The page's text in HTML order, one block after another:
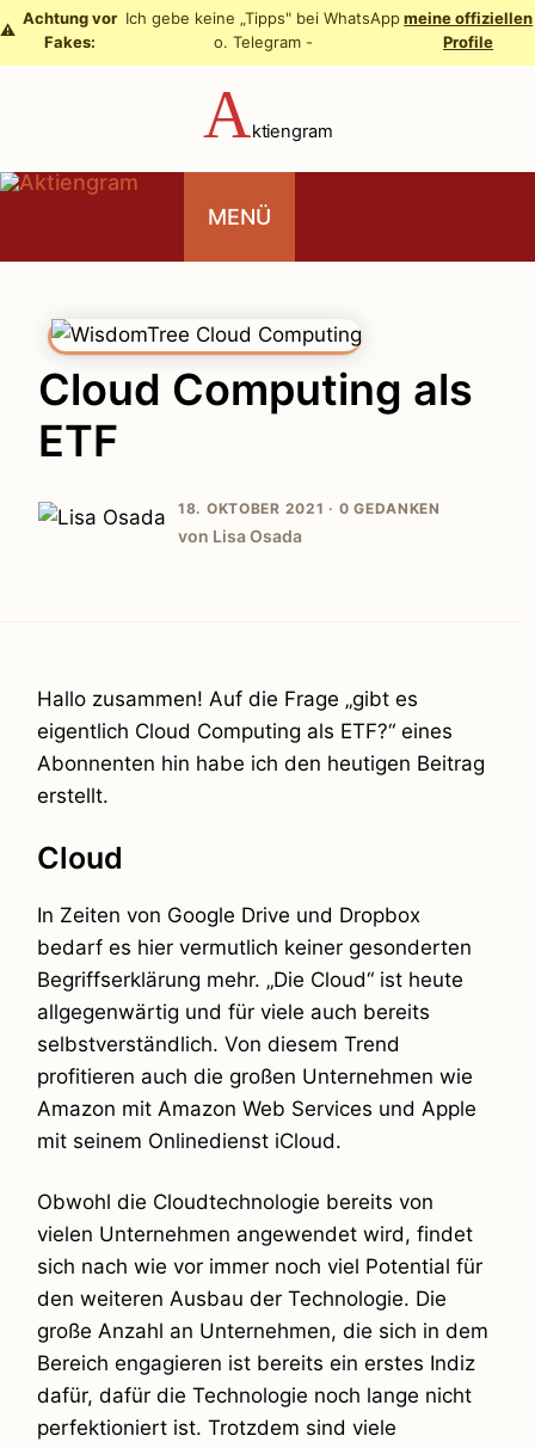
Zum
Inhalt
⚠️
Achtung vor
Fakes:
Ich gebe keine „Tipps" bei WhatsApp
o. Telegram -
meine offiziellen
Profile
Aktiengram
MENÜ
Cloud Computing als
ETF
18. OKTOBER 2021 · 0 GEDANKEN
von Lisa Osada
Hallo zusammen! Auf die Frage „gibt es
eigentlich Cloud Computing als ETF?“ eines
Abonnenten hin habe ich den heutigen Beitrag
erstellt.
Cloud
In Zeiten von Google Drive und Dropbox
bedarf es hier vermutlich keiner gesonderten
Begriffserklärung mehr. „Die Cloud“ ist heute
allgegenwärtig und für viele auch bereits
selbstverständlich. Von diesem Trend
profitieren auch die großen Unternehmen wie
Amazon mit Amazon Web Services und Apple
mit seinem Onlinedienst iCloud.
Obwohl die Cloudtechnologie bereits von
vielen Unternehmen angewendet wird, findet
sich nach wie vor immer noch viel Potential für
den weiteren Ausbau der Technologie. Die
große Anzahl an Unternehmen, die sich in dem
Bereich engagieren ist bereits ein erstes Indiz
dafür, dafür die Technologie noch lange nicht
perfektioniert ist. Trotzdem sind viele